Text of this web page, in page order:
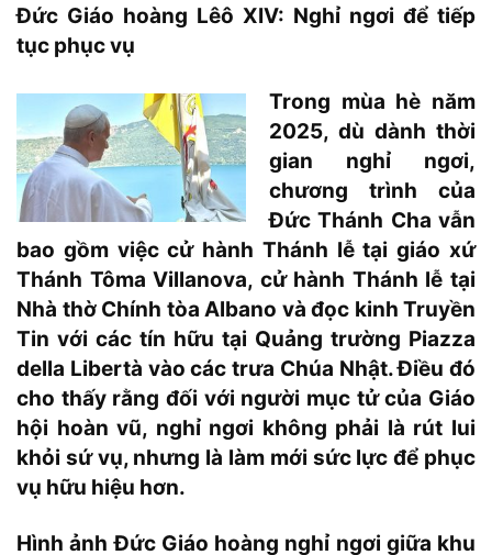
Đức Giáo hoàng Lêô XIV: Nghỉ ngơi để tiếp
tục phục vụ
Trong mùa hè năm
2025, dù dành thời
gian nghỉ ngơi,
chương trình của
Đức Thánh Cha vẫn
bao gồm việc cử hành Thánh lễ tại giáo xứ
Thánh Tôma Villanova, cử hành Thánh lễ tại
Nhà thờ Chính tòa Albano và đọc kinh Truyền
Tin với các tín hữu tại Quảng trường Piazza
della Libertà vào các trưa Chúa Nhật. Điều đó
cho thấy rằng đối với người mục tử của Giáo
hội hoàn vũ, nghỉ ngơi không phải là rút lui
khỏi sứ vụ, nhưng là làm mới sức lực để phục
vụ hữu hiệu hơn.
Hình ảnh Đức Giáo hoàng nghỉ ngơi giữa khu